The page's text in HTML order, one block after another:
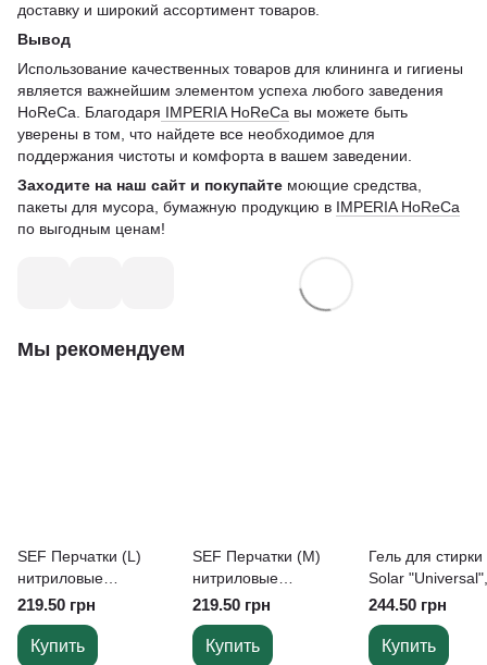
доставку и широкий ассортимент товаров.
Вывод
Использование качественных товаров для клининга и гигиены
является важнейшим элементом успеха любого заведения
HoReCa. Благодаря IMPERIA HoReCa вы можете быть
уверены в том, что найдете все необходимое для
поддержания чистоты и комфорта в вашем заведении.
Заходите на наш сайт и покупайте моющие средства,
пакеты для мусора, бумажную продукцию в IMPERIA HoReCa
по выгодным ценам!
Мы рекомендуем
SEF Перчатки (L)
нитриловые
ОСОБЕННО
чувствительные
синие (3,0гр.), 100шт
219.50 грн
Купить
SEF Перчатки (M)
нитриловые
ОСОБЕННО
чувствительные
синие (3,0гр.), 100 шт
219.50 грн
Купить
Гель для
Solar "Universal",
5000 мл
244.50 грн
Купить